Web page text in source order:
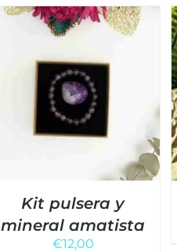
Kit pulsera y
mineral amatista
€12,00